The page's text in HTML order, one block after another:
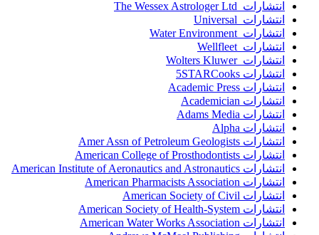
انتشارات The Wessex Astrologer Ltd
انتشارات Universal
انتشارات Water Environment
انتشارات Wellfleet
انتشارات Wolters Kluwer
انتشارات 5STARCooks
انتشارات Academic Press
انتشارات Academician
انتشارات Adams Media
انتشارات Alpha
انتشارات Amer Assn of Petroleum Geologists
انتشارات American College of Prosthodontists
انتشارات American Institute of Aeronautics and Astronautics
انتشارات American Pharmacists Association
انتشارات American Society of Civil
انتشارات American Society of Health-System
انتشارات American Water Works Association